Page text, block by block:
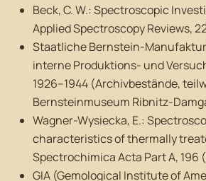
Beck, C. W.:Spectroscopic
Applied Spectroscopy Reviews,
Staatliche Bernstein-
interne Produktions- und
1926–1944 (Archivbestände,
Bernsteinmuseum Ribnitz-
Wagner-Wysiecka, E.:
characteristics of thermally
Spectrochimica Acta Part A, 196
GIA (Gemological Institute of